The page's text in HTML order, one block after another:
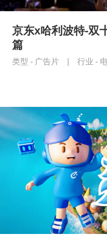
京东x哈利波特-双
篇
类型 - 广告片 行业 -